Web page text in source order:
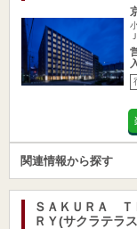
関連情報から探す
ＳＡＫＵＲＡ
ＲＹ(サクラテラ